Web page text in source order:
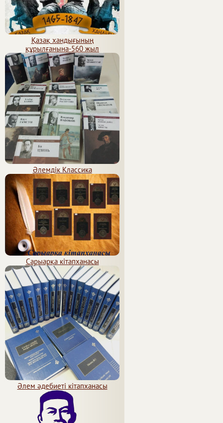
Қазақ хандығының
құрылғанына-560 жыл
Әлемдік Классика
Сарыарқа кітапханасы
Әлем әдебиеті кітапханасы